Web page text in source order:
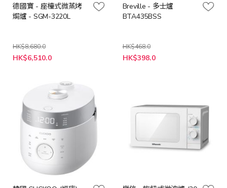
德國寶 - 座檯式微蒸烤
焗爐 - SGM-3220L
HK$8,680.0
特
殊
HK$6,510.0
Breville - 多士爐
BTA435BSS
HK$468.0
特
殊
HK$398.0